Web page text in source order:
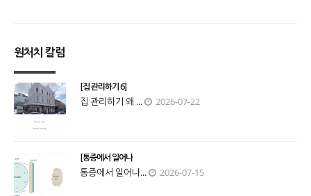
원처치 칼럼
[집 관리하기 6]
집 관리하기 왜 ... 2026-07-22
[통증에서 일어나
통증에서 일어나... 2026-07-15